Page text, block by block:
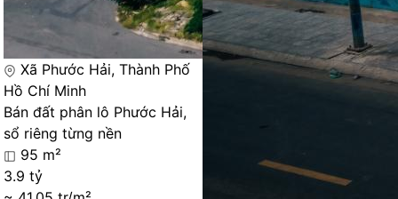
Xã Phước Hải, Thành Phố
Hồ Chí Minh
Bán đất phân lô Phước Hải,
sổ riêng từng nền
95 m²
3.9 tỷ